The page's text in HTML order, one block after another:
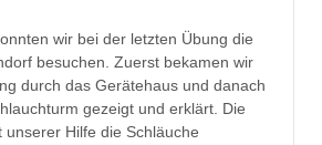
wir bei der letzten Übung die
besuchen. Zuerst bekamen wir
durch das Gerätehaus und danach
gezeigt und erklärt. Die
unserer Hilfe die Schläuche